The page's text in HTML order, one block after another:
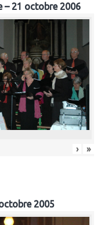
– 21 octobre 2006
› »
2005